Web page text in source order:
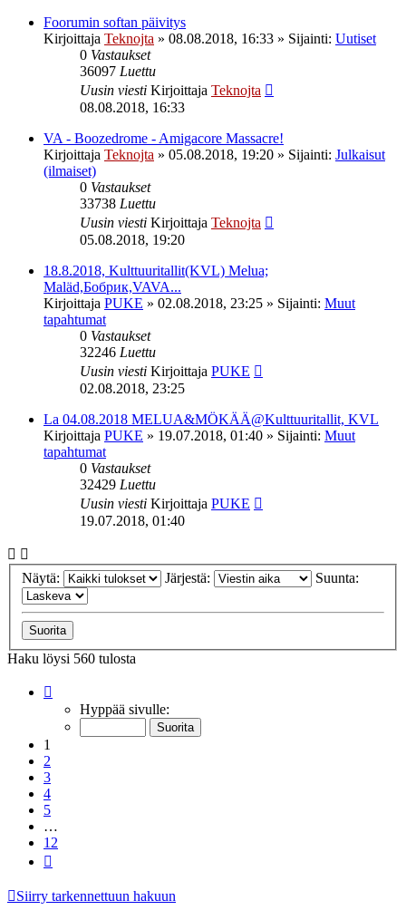
Foorumin softan päivitys
Kirjoittaja Teknojta » 08.08.2018, 16:33 » Sijainti: Uutiset
0 Vastaukset
36097 Luettu
Uusin viesti Kirjoittaja Teknojta
08.08.2018, 16:33
VA - Boozedrome - Amigacore Massacre!
Kirjoittaja Teknojta » 05.08.2018, 19:20 » Sijainti: Julkaisut
(ilmaiset)
0 Vastaukset
33738 Luettu
Uusin viesti Kirjoittaja Teknojta
05.08.2018, 19:20
18.8.2018, Kulttuuritallit(KVL) Melua;
Maläd,Бобрик,VAVA...
Kirjoittaja PUKE » 02.08.2018, 23:25 » Sijainti: Muut
tapahtumat
0 Vastaukset
32246 Luettu
Uusin viesti Kirjoittaja PUKE
02.08.2018, 23:25
La 04.08.2018 MELUA&MÖKÄÄ@Kulttuuritallit, KVL
Kirjoittaja PUKE » 19.07.2018, 01:40 » Sijainti: Muut
tapahtumat
0 Vastaukset
32429 Luettu
Uusin viesti Kirjoittaja PUKE
19.07.2018, 01:40
Näytä: Järjestä: Suunta:
Haku löysi 560 tulosta
12 Hyppää sivulle:
1
2
3
4
5
…
12
Siirry tarkennettuun hakuun